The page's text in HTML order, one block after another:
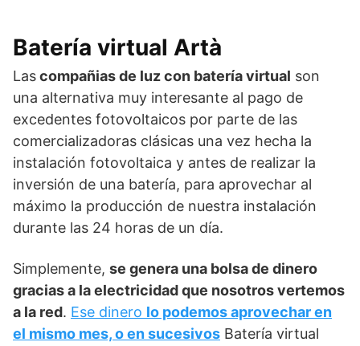
Batería virtual Artà
Lascompañias de luz con batería virtual son
una alternativa muy interesante al pago de
excedentes fotovoltaicos por parte de las
comercializadoras clásicas una vez hecha la
instalación fotovoltaica y antes de realizar la
inversión de una batería, para aprovechar al
máximo la producción de nuestra instalación
durante las 24 horas de un día.
Simplemente, se genera una bolsa de dinero
gracias a la electricidad que nosotros vertemos
a la red. Ese dinero lo podemos aprovechar en
el mismo mes, o en sucesivos Batería virtual